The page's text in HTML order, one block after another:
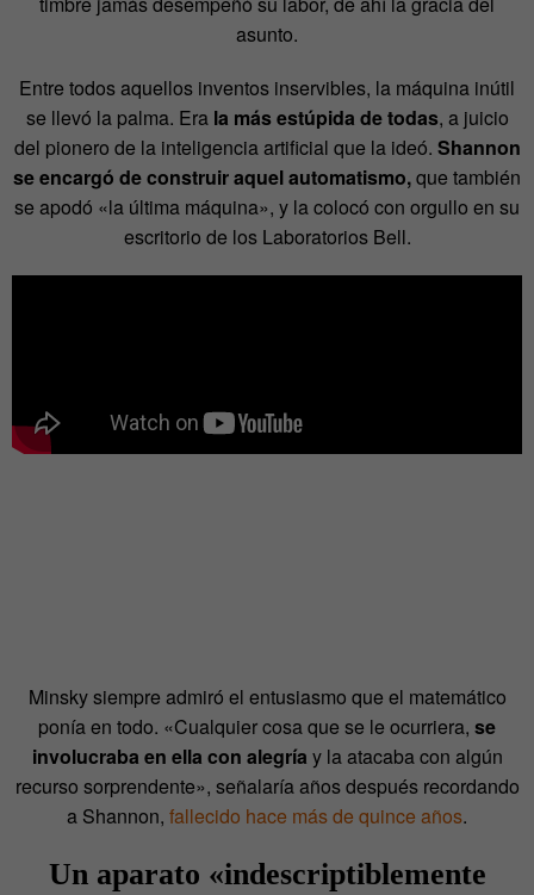
asunto.
Entre todos aquellos inventos inservibles, la máquina inútil
se llevó la palma. Era la más estúpida de todas, a juicio
del pionero de la inteligencia artificial que la ideó. Shannon
se encargó de construir aquel automatismo,que también
se apodó «la última máquina», y la colocó con orgullo en su
escritorio de los Laboratorios Bell.
Minsky siempre admiró el entusiasmo que el matemático
ponía en todo. «Cualquier cosa que se le ocurriera, se
involucraba en ella con alegría y la atacaba con algún
recurso sorprendente», señalaría años después recordando
a Shannon, fallecido hace más de quince años.
Un aparato «indescriptiblemente